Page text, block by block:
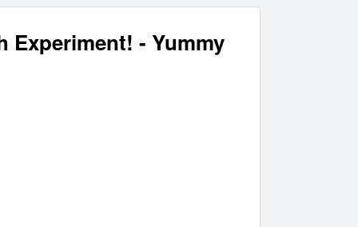
Experiment! - Yummy